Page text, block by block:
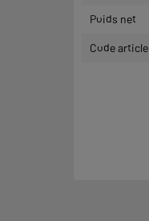
Poids net
Code article